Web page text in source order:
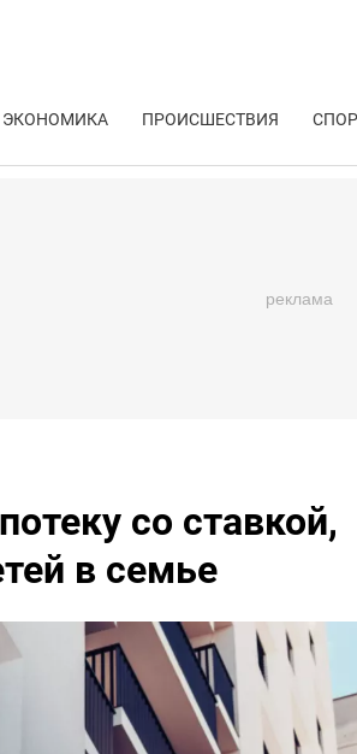
ЭКОНОМИКА ПРОИСШЕСТВИЯ
со ставкой,
в семье